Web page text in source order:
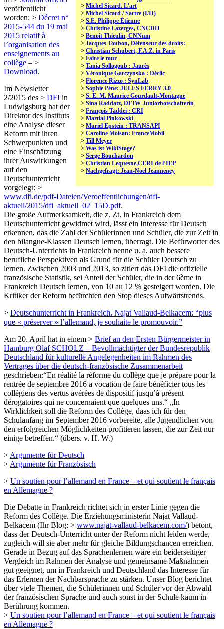
> Michel Sicard. L’art
> Michel Sicard / Sartre (I/II)
> S.E. Philippe Étienne
> Christine Lazerges, CNCDH
> Benoît Thieulin, CNNum
> Jacques Toubon, Défenseur des droits:
> Christian Schubert, F.A.Z. in Paris
> Faire le mur
> Tania Sollogoub : Jaurès
> Véronique Garczynska : Déclic
> Florence Rizzo : SynLab
> Sophie Pène: JULES FERRY 3.0
> S. E. M. Maurice Gourdault-Montagne
> Sina Raddatz, DFJW-Juniorbotschafterin
> François Taddei : CRI
> Martial Pinkowski
> Muriel Epstein : TRANSAPI
> Caroline Moisan: FranceMobil
> Till Meyer
> Was ist WikiStage?
> Serge Bouchardon
> Christian Lequesne,CERI de l’IEP
> Nachgefragt: Jean-Noël Jeanneney
veröffentlicht
worden: > Décret n°
2015-544 du 19 mai
2015 relatif à
l’organisation des
enseignements au
collège – >
Download.
Im Newsletter
2/2015 des > DFI in
Ludwigsburg hat der
Direktor des Instituts
eine Analyse dieser
Reform mit ihren
Schwerpunkten und
eine Einschätzung
ihrer Auswirkungen
auf den
Deutschunterricht
vorgelegt: >
www.dfi.de/pdf-Dateien/Veroeffentlichungen/dfi-
aktuell/2015/dfi_aktuell_02_15D.pdf.
Die große Aufmerksamkeit, die z. Zt. in Frankreich dem
Deutschunterricht gewidmet wird, lässt ein Interesse für Deutsch
erkennen, das die Zahl der Schülerinnen und Schüler, die zur Zeit in
den bilangue-Klassen Deutsch lernen, überragt. Die Befürworter des
Deutsch-Unterrichts in Frankreich nenne u. a. auch bessere
berufliche Perspektiven als Grund für die Schüler Deutsch zu
lernen. Zwischen 2003 und 2013, so zitiert das DFI die offizielle
französische Statistik, sei Anteil der Schüler, die in der 6ème in
Frankreich Deutsch lernen, von 10 au 12 % gesteigert worden. Die
Kritiker der Reform befürchten den Stop dieses Aufwärtstrends.
> Deutschunterricht in Frankreich. Najat Vallaud-Belkacem: “plus
que « préserver » l’allemand, je souhaite le promouvoir.”
Am 20. April hat in einem > Brief an den Ersten Bürgermeister in
Hamburg Olaf SCHOLZ – Bevollmächtigter der Bundesrepublik
Deutschland für kulturelle Angelegenheiten im Rahmen des
Vertrages über die deutsch-französische Zusammenarbeit
geschrieben:“En réalité la réforme du collège que je prépare pour la
rentrée de septembre 2016 a vocation de faire bénéficier tous les
collégiens des vertus avérées de dispositif jusqu’à présent
dérogatoires qui ne concernaient que quelques uns.“ „In
Wirklichkeit soll die Reform des Collège, daas ich für den
Schulanfang im September 2016 vorbereite, alle Jugendlichen von
den erfolgreichen Möglichkeiten profitieren lassen, die zur Zeit nur
einige betreffen.“ (übers. v. H. W.)
> Argumente für Deutsch
> Argumente für Französisch
> Un soutien pour l’allemand en France – et qui soutient le français
en Allemagne ?
Die Debatte in Frankreich richtet sich in erster Linie gegen die
Reform des Collège. Die Erziehungsministerin Najat Vallaud-
Belkacem (Ihr Blog: > www.najat-vallaud-belkacem.com/) betont,
dass der Deutsch-Unterricht unter der Reform nicht leiden werde,
zugleich will sie aber mehr für gleiche Bildungschancen erreichen.
Gerade in Bezug auf das Sprachenlernen wäre ein beiderseitiger
Vergleich im Rahmen der Analyse und gemeinsame Maßnahmen
gut geeignet, um in Frankreich und Deutschland das Interesse für
das Erlernen der Nachbarsprache zu stärken. Unser Blog berichtet
über viele Themen, die Schülerinnen und Schüler vor der Abwahl
der französischen Sprache und auch sonst in der Schule kaum in
Berührung kommen.
> Un soutien pour l’allemand en France – et qui soutient le français
en Allemagne ?